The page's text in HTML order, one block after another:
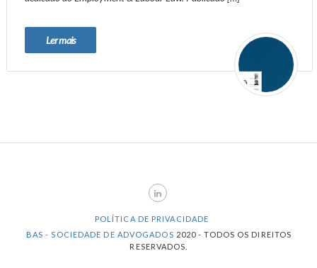
Ler mais
POLÍTICA DE PRIVACIDADE
BAS - SOCIEDADE DE ADVOGADOS 2020 - TODOS OS DIREITOS
RESERVADOS.